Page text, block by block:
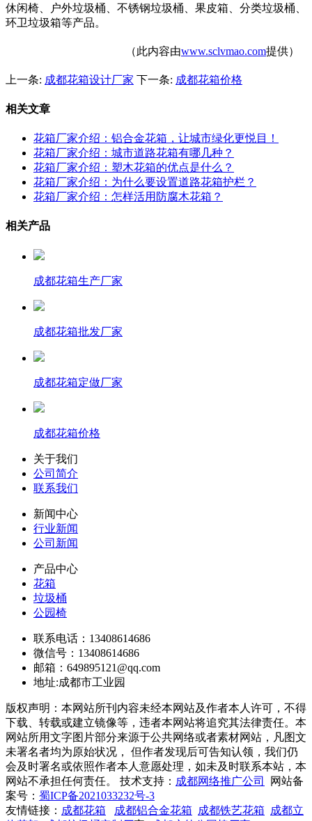
休闲椅、户外垃圾桶、不锈钢垃圾桶、果皮箱、分类垃圾桶、
环卫垃圾箱等产品。
（此内容由www.sclvmao.com提供）
上一条: 成都花箱设计厂家 下一条: 成都花箱价格
相关文章
花箱厂家介绍：铝合金花箱，让城市绿化更悦目！
花箱厂家介绍：城市道路花箱有哪几种？
花箱厂家介绍：塑木花箱的优点是什么？
花箱厂家介绍：为什么要设置道路花箱护栏？
花箱厂家介绍：怎样活用防腐木花箱？
相关产品
成都花箱生产厂家
成都花箱批发厂家
成都花箱定做厂家
成都花箱价格
关于我们
公司简介
联系我们
新闻中心
行业新闻
公司新闻
产品中心
花箱
垃圾桶
公园椅
联系电话：13408614686
微信号：13408614686
邮箱：649895121@qq.com
地址:成都市工业园
版权声明：本网站所刊内容未经本网站及作者本人许可，不得
下载、转载或建立镜像等，违者本网站将追究其法律责任。本
网站所用文字图片部分来源于公共网络或者素材网站，凡图文
未署名者均为原始状况， 但作者发现后可告知认领，我们仍
会及时署名或依照作者本人意愿处理，如未及时联系本站，本
网站不承担任何责任。 技术支持： 成都网络推广公司
网站备
案号： 蜀ICP备2021033232号-3
友情链接： 成都花箱 成都铝合金花箱 成都铁艺花箱
成都立